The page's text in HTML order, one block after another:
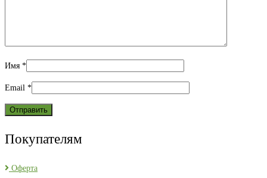
Имя *
Email *
Покупателям
Оферта